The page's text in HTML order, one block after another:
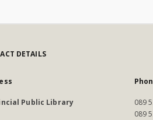
DETAILS
Public Library
089
089